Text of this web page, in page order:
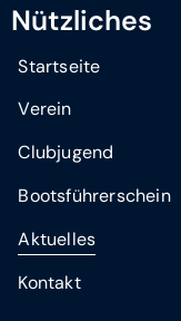
Nützliches
Startseite
Verein
Clubjugend
Bootsführerschein
Aktuelles
Kontakt